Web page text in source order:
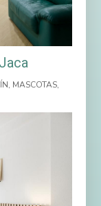
, MASCOTAS,